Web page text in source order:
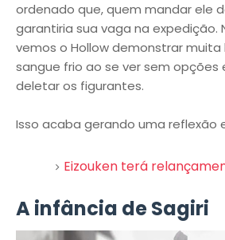
ordenado que, quem mandar ele
garantiria sua vaga na expedição.
vemos o Hollow demonstrar muita
sangue frio ao se ver sem opções
deletar os figurantes.
Isso acaba gerando uma reflexão
Eizouken terá
A infância de Sagiri